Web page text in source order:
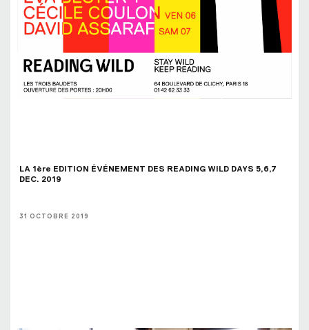
LA 1ère EDITION ÉVÉNEMENT DES READING WILD DAYS 5,6,7
DEC. 2019
31 OCTOBRE 2019